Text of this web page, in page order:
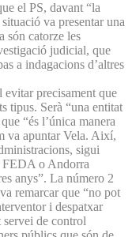
el PS, davant “la
va presentar una
són catorze les
judicial, que
a indagacions d’altres
evitar precisament que
tipus. Serà “una entitat
“és l’única manera
va apuntar Vela. Així,
sigui
FEDA o Andorra
anys”. La número 2
remarcar que “no pot
i despatxar
servei de control